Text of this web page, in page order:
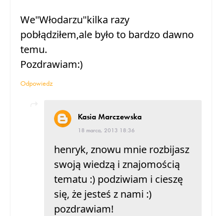
We"Włodarzu"kilka razy
pobłądziłem,ale było to bardzo dawno
temu.
Pozdrawiam:)
Odpowiedz
Kasia Marczewska
18 marca, 2013 18:36
henryk, znowu mnie rozbijasz
swoją wiedzą i znajomością
tematu :) podziwiam i cieszę
się, że jesteś z nami :)
pozdrawiam!